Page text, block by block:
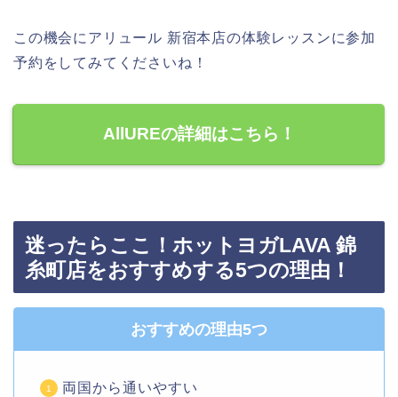
この機会にアリュール 新宿本店の体験レッスンに参加
予約をしてみてくださいね！
AllUREの詳細はこちら！
迷ったらここ！ホットヨガLAVA 錦
糸町店をおすすめする5つの理由！
おすすめの理由5つ
両国から通いやすい